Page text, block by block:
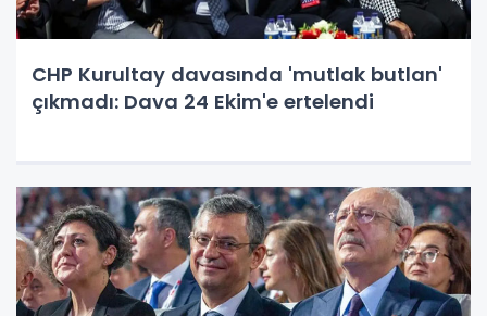
CHP Kurultay davasında 'mutlak butlan'
çıkmadı: Dava 24 Ekim'e ertelendi